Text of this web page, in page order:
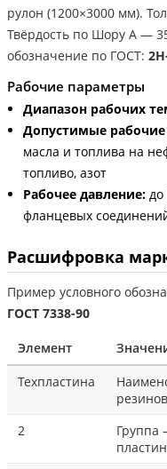
рулон (1200×3000 мм).
Твёрдость по Шору А —
обозначение по ГОСТ:
Рабочие параметры
Диапазон рабочих
Допустимые
масла и топлива на
топливо, азот
Рабочее давление:
фланцевых
Расшифровка
Пример условного
ГОСТ 7338-90
Элемент
Техпластина
2
Группа